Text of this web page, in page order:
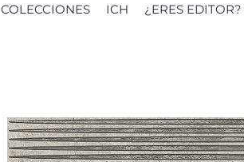
COLECCIONES ICH ¿ERES EDITOR?